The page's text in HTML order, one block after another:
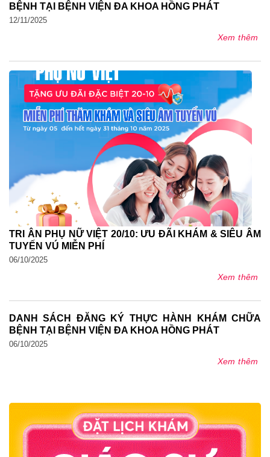
BỆNH TẠI BỆNH VIỆN ĐA KHOA HỒNG PHÁT
12/11/2025
Xem thêm
TRI ÂN PHỤ NỮ VIỆT 20/10: ƯU ĐÃI KHÁM & SIÊU ÂM
TUYẾN VÚ MIỄN PHÍ
06/10/2025
Xem thêm
DANH SÁCH ĐĂNG KÝ THỰC HÀNH KHÁM CHỮA
BỆNH TẠI BỆNH VIỆN ĐA KHOA HỒNG PHÁT
06/10/2025
Xem thêm